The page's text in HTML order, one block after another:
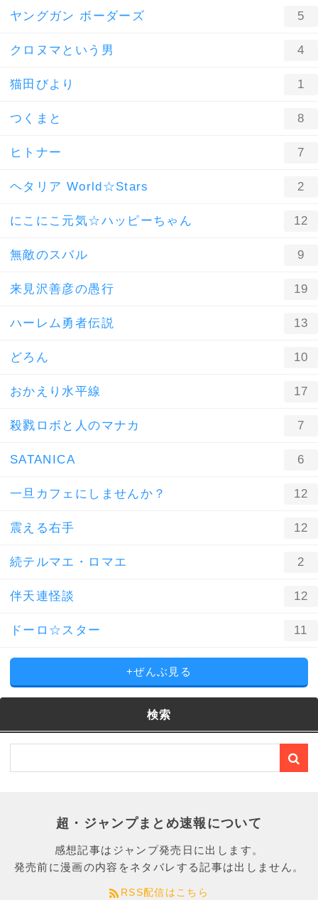
ヤングガン ボーダーズ 5
クロヌマという男 4
猫田びより 1
つくまと 8
ヒトナー 7
ヘタリア World☆Stars 2
にこにこ元気☆ハッピーちゃん 12
無敵のスバル 9
来見沢善彦の愚行 19
ハーレム勇者伝説 13
どろん 10
おかえり水平線 17
殺戮ロボと人のマナカ 7
SATANICA 6
一旦カフェにしませんか？ 12
震える右手 12
続テルマエ・ロマエ 2
伴天連怪談 12
ドーロ☆スター 11
+ぜんぶ見る
検索
超・ジャンプまとめ速報について
感想記事はジャンプ発売日に出します。
発売前に漫画の内容をネタバレする記事は出しません。
RSS配信はこちら